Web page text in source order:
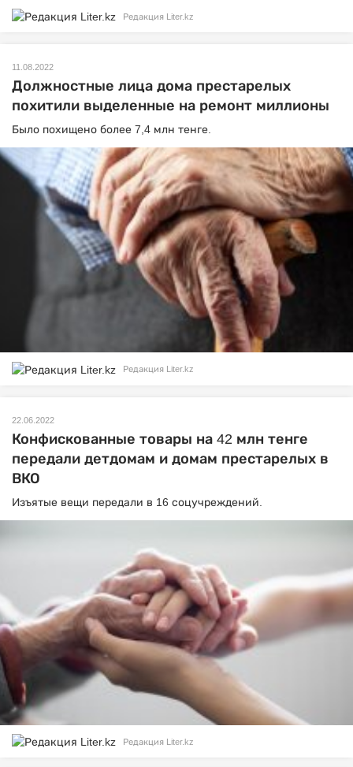
Редакция Liter.kz
11.08.2022
Должностные лица дома престарелых
похитили выделенные на ремонт миллионы
Было похищено более 7,4 млн тенге.
Редакция Liter.kz
22.06.2022
Конфискованные товары на 42 млн тенге
передали детдомам и домам престарелых в
ВКО
Изъятые вещи передали в 16 соцучреждений.
Редакция Liter.kz